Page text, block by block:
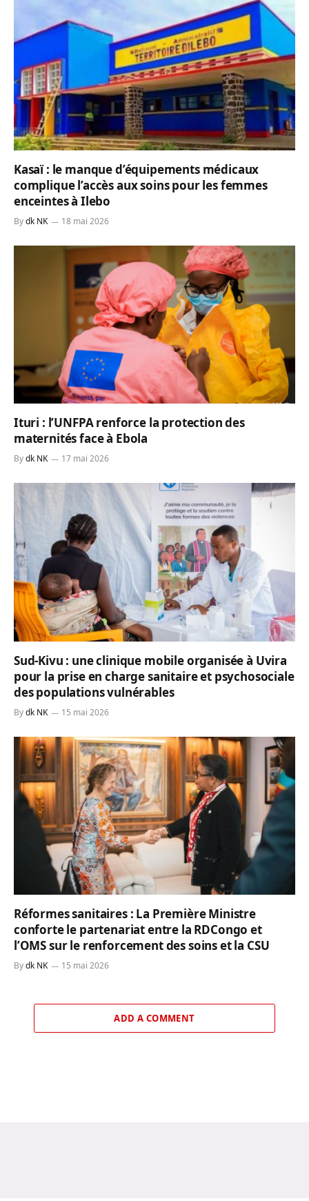
Kasaï : le manque d’équipements médicaux
complique l’accès aux soins pour les femmes
enceintes à Ilebo
Bydk NK 18 mai 2026
Ituri : l’UNFPA renforce la protection des
maternités face à Ebola
Bydk NK 17 mai 2026
Sud-Kivu : une clinique mobile organisée à Uvira
pour la prise en charge sanitaire et psychosociale
des populations vulnérables
Bydk NK 15 mai 2026
Réformes sanitaires : La Première Ministre
conforte le partenariat entre la RDCongo et
l’OMS sur le renforcement des soins et la CSU
Bydk NK 15 mai 2026
ADD A COMMENT